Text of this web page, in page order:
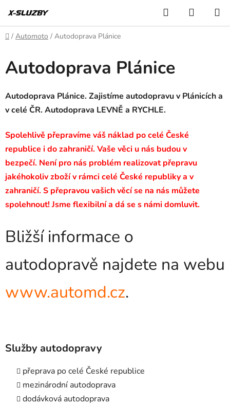
na
obsah
Hledat
KOŠÍK
Domů
/ Automoto / Autodoprava Plánice
Autodoprava Plánice
Autodoprava Plánice. Zajistíme autodopravu v Plánicích a
v celé ČR. Autodoprava LEVNĚ a RYCHLE.
Spolehlivě přepravíme váš náklad po celé České
republice i do zahraničí. Vaše věci u nás budou v
bezpečí. Není pro nás problém realizovat přepravu
jakéhokoliv zboží v rámci celé České republiky a v
zahraničí. S přepravou vašich věcí se na nás můžete
spolehnout! Jsme flexibilní a dá se s námi domluvit.
Bližší informace o
autodopravě najdete na webu
www.automd.cz.
Služby autodopravy
přeprava po celé České republice
mezinárodní autodoprava
dodávková autodoprava